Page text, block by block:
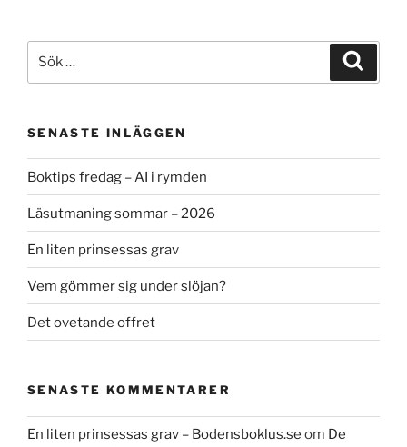
efter:
SENASTE INLÄGGEN
Boktips fredag – AI i rymden
Läsutmaning sommar – 2026
En liten prinsessas grav
Vem gömmer sig under slöjan?
Det ovetande offret
SENASTE KOMMENTARER
En liten prinsessas grav – Bodensboklus.se om De